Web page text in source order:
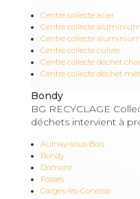
Centre collecte acier
Centre collecte aluminium
Centre collecte
Centre collecte cuivre
Centre collecte déchet
Centre collecte déchet
Bondy
BG RECYCLAGE
déchets intervient à
Aulnay-sous-Bois
Bondy
Domont
Fosses
Garges-lès-Gonesse